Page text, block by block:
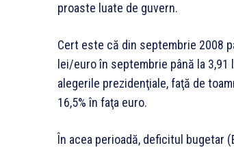
proaste luate de guvern.
Cert este că din septembrie 2008
lei/euro în septembrie până la
alegerile prezi­denţiale, faţă de
16,5% în faţa euro.
În acea perioadă, deficitul bugetar